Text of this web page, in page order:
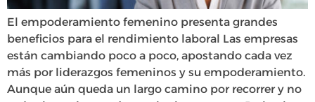
El empoderamiento femenino presenta grandes
beneficios para el rendimiento laboral Las empresas
están cambiando poco a poco, apostando cada vez
más por liderazgos femeninos y su empoderamiento.
Aunque aún queda un largo camino por recorrer y no